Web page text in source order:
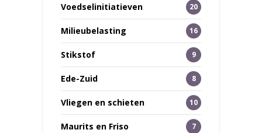
Voedselinitiatieven 20
Milieubelasting 16
Stikstof 9
Ede-Zuid 8
Vliegen en schieten 10
Maurits en Friso 7